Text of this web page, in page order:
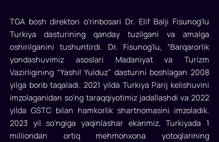
turizmga
yo'naltirilgan
davra
suhbati
tashkil
etdi...
TGA bosh direktori o'rinbosari Dr. Elif Balji Fisunog'lu
Turkiya dasturining qanday tuzilgani va amalga
oshirilganini tushuntirdi. Dr. Fisunog'lu, “Barqarorlik
yondashuvimiz asoslari Madaniyat va Turizm
Vazirligining “Yashil Yulduz” dasturini boshlagan 2008
yilga borib taqaladi. 2021 yilda Turkiya Parij kelishuvini
imzolaganidan so'ng taraqqiyotimiz jadallashdi va 2022
yilda GSTC bilan hamkorlik shartnomasini imzoladik.
2023 yil so'ngiga yaqinlashar ekanmiz, Turkiyada 1
milliondan ortiq mehmonxona yotoqlarining